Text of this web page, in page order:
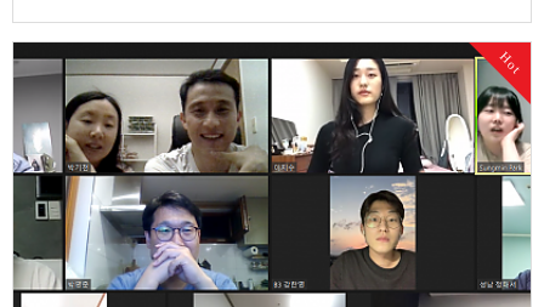
람은 거듭나고 변화되어 하나님과 하나되어 하나님을 그의 생명과 인격과
모든 것으로 취하는 사람이다. 결국 이 사람은 그분의 신격에서가 아니라
Hot